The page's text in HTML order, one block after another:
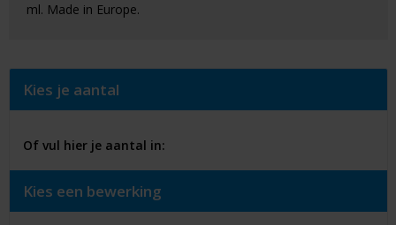
ml. Made in Europe.
Kies je aantal
Of vul hier je aantal in:
Kies een bewerking